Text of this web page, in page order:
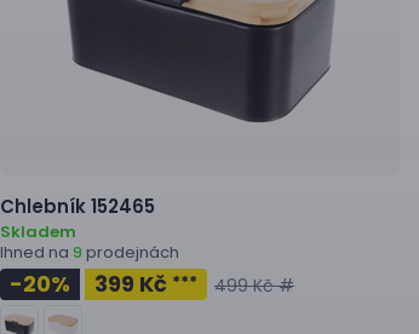
Chlebník152465
Skladem
Ihned na 9 prodejnách
-20% 399 Kč *** 499 Kč #